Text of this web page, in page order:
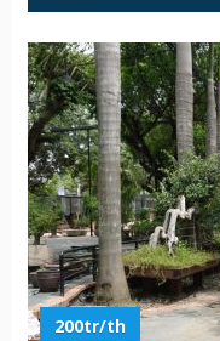
200tr/th